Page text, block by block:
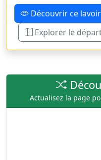
Découvrir ce lavoir
Explorer le
Actualisez la page